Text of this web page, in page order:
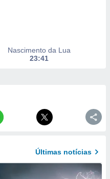
Nascimento da Lua
23:41
Últimas notícias